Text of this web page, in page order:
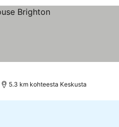
5.3 km kohteesta Keskusta